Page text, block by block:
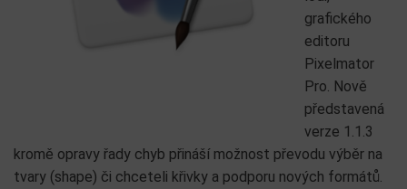
grafického
editoru
Pixelmator
Pro. Nově
představená
verze 1.1.3
kromě opravy řady chyb přináší možnost převodu výběr na
tvary (shape) či chceteli křivky a podporu nových formátů.